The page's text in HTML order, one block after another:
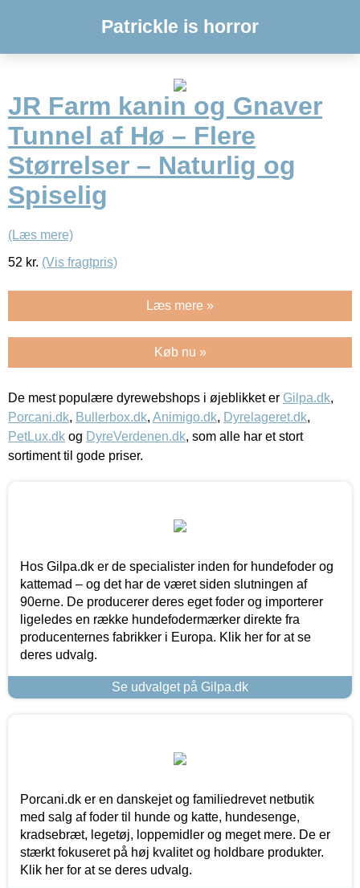
Patrickle is horror
JR Farm kanin og Gnaver
Tunnel af Hø – Flere
Størrelser – Naturlig og
Spiselig
(Læs mere)
52 kr. (Vis fragtpris)
Læs mere »
Køb nu »
De mest populære dyrewebshops i øjeblikket er Gilpa.dk,
Porcani.dk, Bullerbox.dk, Animigo.dk, Dyrelageret.dk,
PetLux.dk og DyreVerdenen.dk, som alle har et stort
sortiment til gode priser.
Hos Gilpa.dk er de specialister inden for hundefoder og
kattemad – og det har de været siden slutningen af
90erne. De producerer deres eget foder og importerer
ligeledes en række hundefodermærker direkte fra
producenternes fabrikker i Europa. Klik her for at se
deres udvalg.
Se udvalget på Gilpa.dk
Porcani.dk er en danskejet og familiedrevet netbutik
med salg af foder til hunde og katte, hundesenge,
kradsebræt, legetøj, loppemidler og meget mere. De er
stærkt fokuseret på høj kvalitet og holdbare produkter.
Klik her for at se deres udvalg.